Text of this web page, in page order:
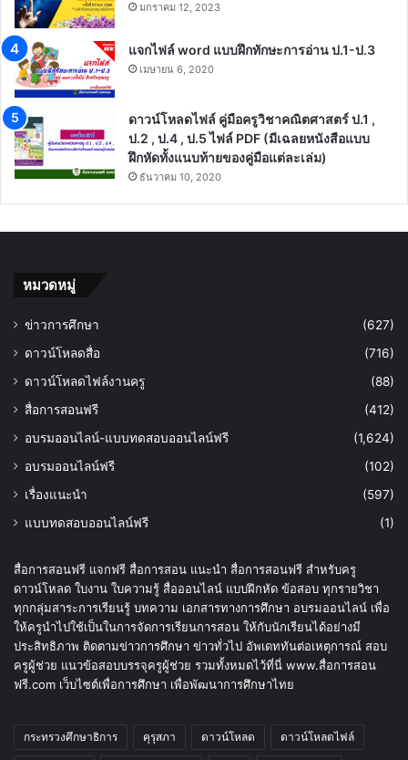
มกราคม 12, 2023
แจกไฟล์ word แบบฝึกทักษะการอ่าน ป.1-ป.3
เมษายน 6, 2020
ดาวน์โหลดไฟล์ คู่มือครูวิชาคณิตศาสตร์ ป.1 ,
ป.2 , ป.4 , ป.5 ไฟล์ PDF (มีเฉลยหนังสือแบบ
ฝึกหัดทั้งแนบท้ายของคู่มือแต่ละเล่ม)
ธันวาคม 10, 2020
หมวดหมู่
ข่าวการศึกษา
(627)
ดาวน์โหลดสื่อ
(716)
ดาวน์โหลดไฟล์งานครู
(88)
สื่อการสอนฟรี
(412)
อบรมออนไลน์-แบบทดสอบออนไลน์ฟรี
(1,624)
อบรมออนไลน์ฟรี
(102)
เรื่องแนะนำ
(597)
แบบทดสอบออนไลน์ฟรี
(1)
สื่อการสอนฟรี แจกฟรี สื่อการสอน แนะนำ สื่อการสอนฟรี สำหรับครู
ดาวน์โหลด ใบงาน ใบความรู้ สื่อออนไลน์ แบบฝึกหัด ข้อสอบ ทุกรายวิชา
ทุกกลุ่มสาระการเรียนรู้ บทความ เอกสารทางการศึกษา อบรมออนไลน์ เพื่อ
ให้ครูนำไปใช้เป็นในการจัดการเรียนการสอน ให้กับนักเรียนได้อย่างมี
ประสิทธิภาพ ติดตามข่าวการศึกษา ข่าวทั่วไป อัพเดททันต่อเหตุการณ์ สอบ
ครูผู้ช่วย แนวข้อสอบบรรจุครูผู้ช่วย รวมทั้งหมดไว้ที่นี่ www.สื่อการสอน
ฟรี.com เว็บไซต์เพื่อการศึกษา เพื่อพัฒนาการศึกษาไทย
กระทรวงศึกษาธิการ คุรุสภา ดาวน์โหลด ดาวน์โหลดไฟล์